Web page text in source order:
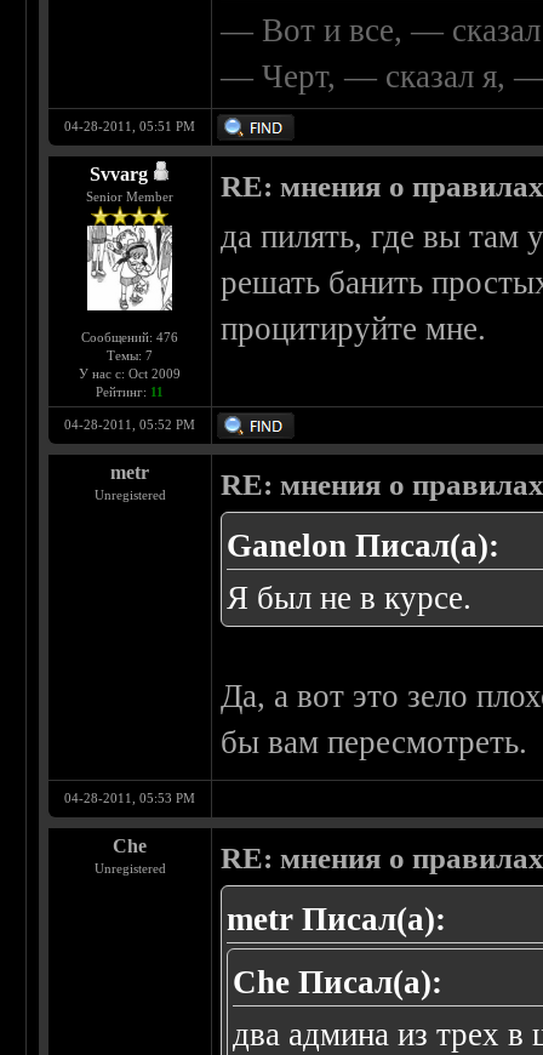
— Вот и все, —
— Черт, — сказал я, —
04-28-2011, 05:51 PM
Svvarg
Senior Member
Сообщений: 476
Темы: 7
У нас с: Oct 2009
Рейтинг: 11
RE: мнения о
да пилять, где вы там
решать банить
процитируйте мне.
04-28-2011, 05:52 PM
metr
Unregistered RE: мнения о
Ganelon Писал(а):
Я был не в курсе.
Да, а вот это зело
бы вам пересмотреть.
04-28-2011, 05:53 PM
Che
Unregistered RE: мнения о
metr Писал(а):
Che Писал(а):
два админа из трех в